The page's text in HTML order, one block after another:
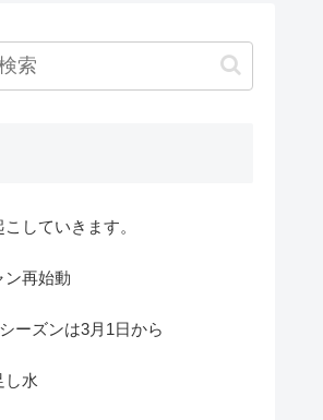
していきます。
ン再始動
ーズンは3月1日から
し水